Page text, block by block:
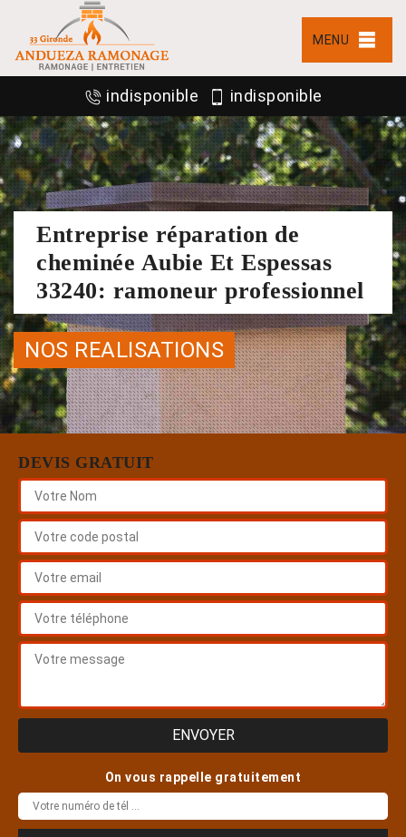
MENU
indisponible indisponible
Entreprise réparation de
cheminée Aubie Et Espessas
33240: ramoneur professionnel
NOS REALISATIONS
DEVIS GRATUIT
On vous rappelle gratuitement